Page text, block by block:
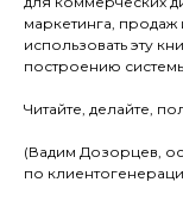
маркетинга,
использовать эту
построению
Читайте, делайте,
(Вадим Дозорцев,
по